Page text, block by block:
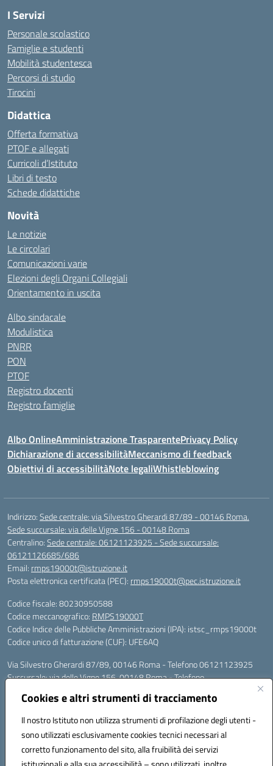
Cookies e altri strumenti di tracciamento
Il nostro Istituto non utilizza strumenti di profilazione degli utenti -
sono utilizzati esclusivamente cookies tecnici necessari al
corretto funzionamento del sito, alla fruibilità dei servizi
I Servizi
Personale scolastico
Famiglie e studenti
Mobilità studentesca
Percorsi di studio
Tirocini
Didattica
Offerta formativa
PTOF e allegati
Curricoli d’Istituto
Libri di testo
Schede didattiche
Novità
Le notizie
Le circolari
Comunicazioni varie
Elezioni degli Organi Collegiali
Orientamento in uscita
Albo sindacale
Modulistica
PNRR
PON
PTOF
Registro docenti
Registro famiglie
Albo OnlineAmministrazione TrasparentePrivacy Policy
Dichiarazione di accessibilitàMeccanismo di feedback
Obiettivi di accessibilitàNote legaliWhistleblowing
Indirizzo:Sede centrale: via Silvestro Gherardi 87/89 - 00146 Roma.
Sede succursale: via delle Vigne 156 - 00148 Roma
Centralino:Sede centrale: 06121123925 - Sede succursale:
06121126685/686
Email: rmps19000t@istruzione.it
Posta elettronica certificata (PEC): rmps19000t@pec.istruzione.it
Codice fiscale: 80230950588
Codice meccanografico: RMPS19000T
Codice Indice delle Pubbliche Amministrazioni (IPA): istsc_rmps19000t
Codice unico di fatturazione (CUF): UFE6AQ
Via Silvestro Gherardi 87/89, 00146 Roma - Telefono 06121123925
Succursale: via delle Vigne 156, 00148 Roma - Telefono
Mail: rmps19000t@istruzione.it - PEC: rmps19000t@pec.istruzione.it
Per contatti con il Dirigente Scolastico, utilizzare esclusivamente
Codice univoco ufficio: UFE6AQ
Codice meccanografico: RMPS19000T